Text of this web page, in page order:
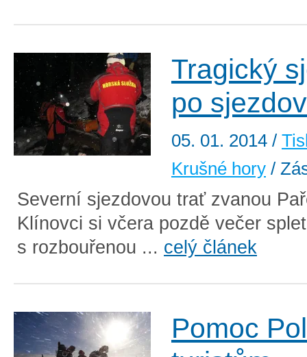
Tragický
po
05. 01. 2014 /
Krušné hory /
Severní sjezdovou trať zvanou
Klínovci si včera pozdě večer
s rozbouřenou ... celý článek
Pomoc